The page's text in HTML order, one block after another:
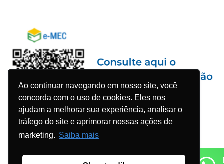
Ao continuar navegando em nosso site, você
concorda com o uso de cookies. Eles nos
ajudam a melhorar sua experiência, analisar o
tráfego do site e aprimorar nossas ações de
marketing. Saiba mais